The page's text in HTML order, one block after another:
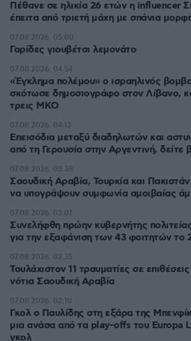
Πέθανε σε ηλικία 26 ετών η influencer
έπειτα από τριετή μάχη με σπάνια
Γαρίδες γιουβέτσι λεμονάτο
07.08.2026, 05:00
«Έγκλημα πολέμου» ο ισραηλινός
σκότωσε δημοσιογράφο στον Λίβανο,
τρεις ΜΚΟ
07.08.2026, 04:54
Επεισόδια μεταξύ διαδηλωτών και
από τη Γερουσία στην Αργεντινή, δείτε
07.08.2026, 04:13
Σαουδική Αραβία, Τουρκία και Πακιστάν
να υπογράψουν συμφωνία αμοιβαίας
07.08.2026, 03:38
Συνελήφθη πρώην κυβερνήτης
για την εξαφάνιση των 43 φοιτητών το
07.08.2026, 03:01
Τουλάχιστον 11 τραυματίες σε
νότια Σαουδική Αραβία
07.08.2026, 02:35
Γκολ ο Παυλίδης στη εξάρα της
μια ανάσα από τα play-offs του Europa
γκολ
07.08.2026, 02:10